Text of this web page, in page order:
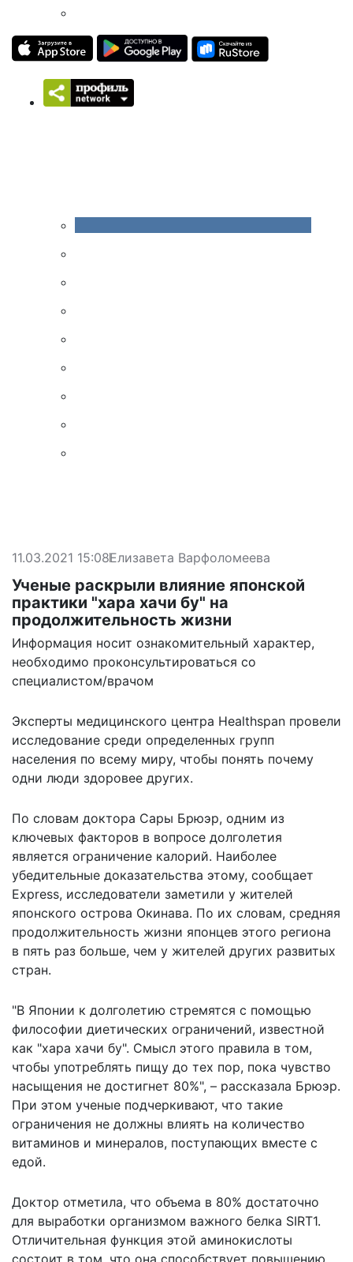
11.03.2021 15:08Елизавета Варфоломеева
Ученые раскрыли влияние японской
практики "хара хачи бу" на
продолжительность жизни
Информация носит ознакомительный характер,
необходимо проконсультироваться со
специалистом/врачом
Эксперты медицинского центра Healthspan провели
исследование среди определенных групп
населения по всему миру, чтобы понять почему
одни люди здоровее других.
По словам доктора Сары Брюэр, одним из
ключевых факторов в вопросе долголетия
является ограничение калорий. Наиболее
убедительные доказательства этому, сообщает
Express, исследователи заметили у жителей
японского острова Окинава. По их словам, средняя
продолжительность жизни японцев этого региона
в пять раз больше, чем у жителей других развитых
стран.
"В Японии к долголетию стремятся с помощью
философии диетических ограничений, известной
как "хара хачи бу". Смысл этого правила в том,
чтобы употреблять пищу до тех пор, пока чувство
насыщения не достигнет 80%", – рассказала Брюэр.
При этом ученые подчеркивают, что такие
ограничения не должны влиять на количество
витаминов и минералов, поступающих вместе с
едой.
Доктор отметила, что объема в 80% достаточно
для выработки организмом важного белка SIRT1.
Отличительная функция этой аминокислоты
состоит в том, что она способствует повышению